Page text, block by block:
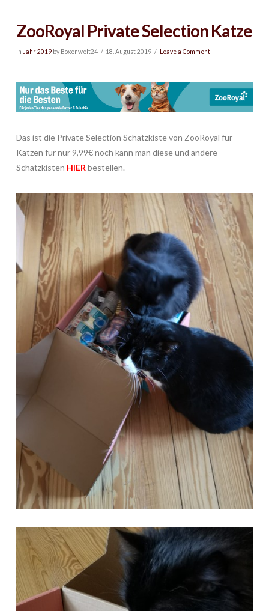
ZooRoyal Private Selection Katze
In Jahr 2019by Boxenwelt24 18. August 2019 Leave a Comment
Das ist die Private Selection Schatzkiste von ZooRoyal für
Katzen für nur 9,99€ noch kann man diese und andere
Schatzkisten HIER bestellen.